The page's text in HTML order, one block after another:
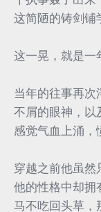
这简陋的铸剑铺
这一晃，就是一
当年的往事再次
不屑的眼神，以
感觉气血上涌，
穿越之前他虽然
他的性格中却拥
马不吃回头草，